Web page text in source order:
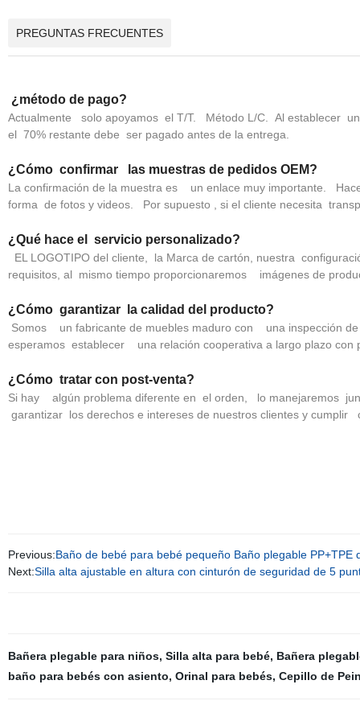
PREGUNTAS FRECUENTES
¿método de pago?
Actualmente solo apoyamos el T/T. Método L/C. Al establecer
el 70% restante debe ser pagado antes de la entrega.
¿Cómo confirmar las muestras de pedidos OEM?
La confirmación de la muestra es un enlace muy importante.
forma de fotos y videos. Por supuesto , si el cliente necesita
¿Qué hace el servicio personalizado?
EL LOGOTIPO del cliente, la Marca de cartón, nuestra
requisitos, al mismo tiempo proporcionaremos imágenes de
¿Cómo garantizar la calidad del producto?
Somos un fabricante de muebles maduro con una inspección
esperamos establecer una relación cooperativa a largo plazo con
¿Cómo tratar con post-venta?
Si hay algún problema diferente en el orden, lo manejaremos
garantizar los derechos e intereses de nuestros clientes y
Previous:Baño de bebé para bebé pequeño Baño plegable PP+TPE
Next:Silla alta ajustable en altura con cinturón de seguridad de 5
Bañera plegable para niños, Silla alta para bebé, Bañera
baño para bebés con asiento, Orinal para bebés, Cepillo de